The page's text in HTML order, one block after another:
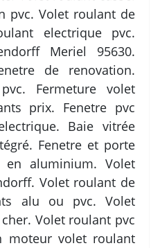
pvc. Volet roulant de
electrique pvc.
Meriel 95630.
de renovation.
Fermeture volet
prix. Fenetre pvc
Baie vitrée
Fenetre et porte
en aluminium. Volet
Volet roulant de
alu ou pvc. Volet
Volet roulant pvc
moteur volet roulant